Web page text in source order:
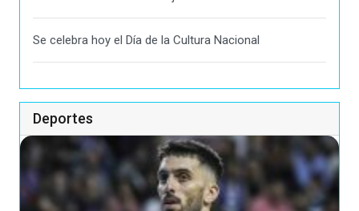
Se celebra hoy el Día de la Cultura Nacional
Deportes